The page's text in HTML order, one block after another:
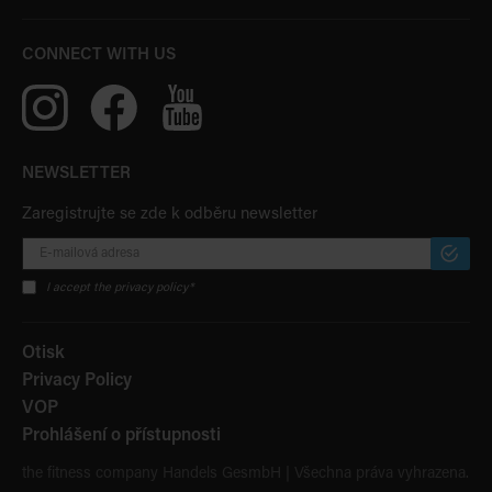
CONNECT WITH US
NEWSLETTER
Zaregistrujte se zde k odběru newsletter
I accept the privacy policy*
Otisk
Privacy Policy
VOP
Prohlášení o přístupnosti